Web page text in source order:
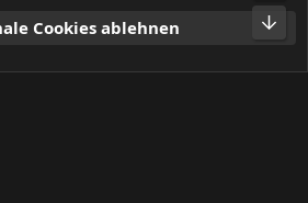
S
Cookies ablehnen